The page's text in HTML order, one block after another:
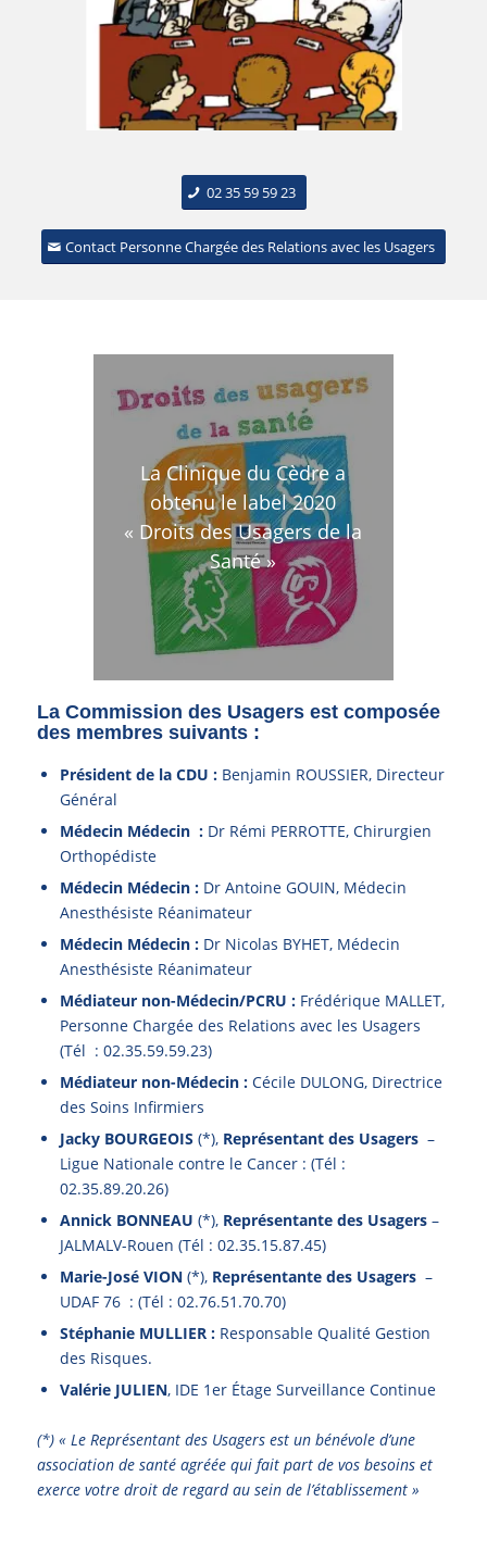
02 35 59 59 23
Contact Personne Chargée des Relations avec les Usagers
La Clinique du Cèdre a
obtenu le label 2020
« Droits des Usagers de la
Santé »
La Commission des Usagers est composée
des membres suivants :
Président de la CDU :Benjamin ROUSSIER, Directeur
Général
Médecin Médecin :Dr Rémi PERROTTE, Chirurgien
Orthopédiste
Médecin Médecin :Dr Antoine GOUIN, Médecin
Anesthésiste Réanimateur
Médecin Médecin :Dr Nicolas BYHET, Médecin
Anesthésiste Réanimateur
Médiateur non-Médecin/PCRU :Frédérique MALLET,
Personne Chargée des Relations avec les Usagers
(Tél : 02.35.59.59.23)
Médiateur non-Médecin :Cécile DULONG, Directrice
des Soins Infirmiers
Jacky BOURGEOIS (*), Représentant des Usagers –
Ligue Nationale contre le Cancer : (Tél :
02.35.89.20.26)
Annick BONNEAU (*), Représentante des Usagers–
JALMALV-Rouen (Tél : 02.35.15.87.45)
Marie-José VION (*), Représentante des Usagers –
UDAF 76 : (Tél : 02.76.51.70.70)
Stéphanie MULLIER : Responsable Qualité Gestion
des Risques.
Valérie JULIEN, IDE 1er Étage Surveillance Continue
(*) « Le Représentant des Usagers est un bénévole d’une
association de santé agréée qui fait part de vos besoins et
exerce votre droit de regard au sein de l’établissement »